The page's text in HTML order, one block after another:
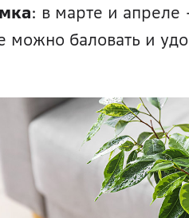
: в марте и
можно баловать и